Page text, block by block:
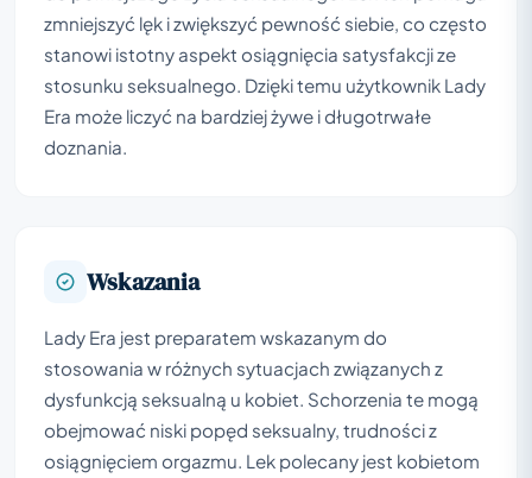
zmniejszyć lęk i zwiększyć pewność siebie, co często
stanowi istotny aspekt osiągnięcia satysfakcji ze
stosunku seksualnego. Dzięki temu użytkownik Lady
Era może liczyć na bardziej żywe i długotrwałe
doznania.
Wskazania
Lady Era jest preparatem wskazanym do
stosowania w różnych sytuacjach związanych z
dysfunkcją seksualną u kobiet. Schorzenia te mogą
obejmować niski popęd seksualny, trudności z
osiągnięciem orgazmu. Lek polecany jest kobietom